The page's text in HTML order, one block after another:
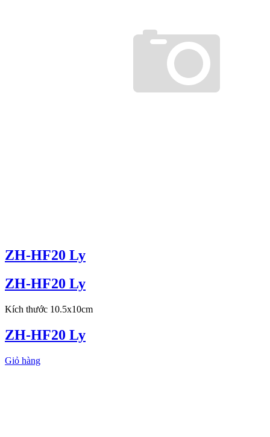
ZH-HF20 Ly
ZH-HF20 Ly
Kích thước 10.5x10cm
ZH-HF20 Ly
Giỏ hàng